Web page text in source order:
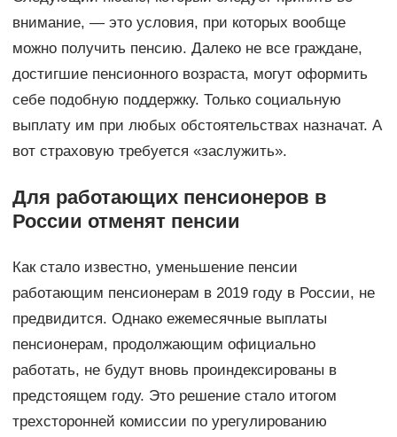
внимание, — это условия, при которых вообще
можно получить пенсию. Далеко не все граждане,
достигшие пенсионного возраста, могут оформить
себе подобную поддержку. Только социальную
выплату им при любых обстоятельствах назначат. А
вот страховую требуется «заслужить».
Для работающих пенсионеров в
России отменят пенсии
Как стало известно, уменьшение пенсии
работающим пенсионерам в 2019 году в России, не
предвидится. Однако ежемесячные выплаты
пенсионерам, продолжающим официально
работать, не будут вновь проиндексированы в
предстоящем году. Это решение стало итогом
трехсторонней комиссии по урегулированию